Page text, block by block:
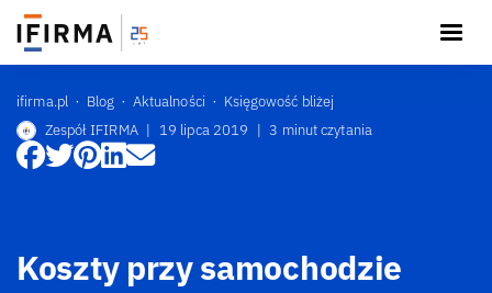
ifirma.pl Blog Aktualności
Księgowość bliżej
Zespół IFIRMA | 19 lipca 2019 | 3 minut czytania
Koszty przy samochodzie